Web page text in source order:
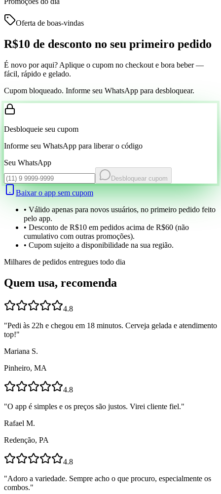
Oferta de boas-vindas
R$10 de desconto no seu primeiro pedido
É novo por aqui? Aplique o cupom no checkout e bora beber —
fácil, rápido e gelado.
Cupom bloqueado. Informe seu WhatsApp para desbloquear.
Desbloqueie seu cupom
Informe seu WhatsApp para liberar o código
Seu WhatsApp
Desbloquear cupom
Baixar o app sem cupom
• Válido apenas para novos usuários, no primeiro pedido feito
pelo app.
• Desconto de R$10 em pedidos acima de R$60 (não
cumulativo com outras promoções).
• Cupom sujeito a disponibilidade na sua região.
Milhares de pedidos entregues todo dia
Quem usa, recomenda
4.8
"Pedi às 22h e chegou em 18 minutos. Cerveja gelada e atendimento
top!"
Mariana S.
Pinheiro, MA
4.8
"O app é simples e os preços são justos. Virei cliente fiel."
Rafael M.
Redenção, PA
4.8
"Adoro a variedade. Sempre acho o que procuro, especialmente os
combos."